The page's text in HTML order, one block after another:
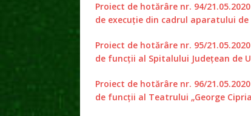
Proiect de hotărâre nr. 94/
de execuție din cadrul aparatului
Proiect de hotărâre nr. 95/
de funcții al Spitalului Județean de
Proiect de hotărâre nr. 96/
de funcții al Teatrului „George